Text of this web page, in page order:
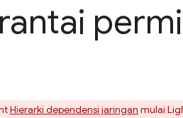
Hierarki dependensi jaringan mulai